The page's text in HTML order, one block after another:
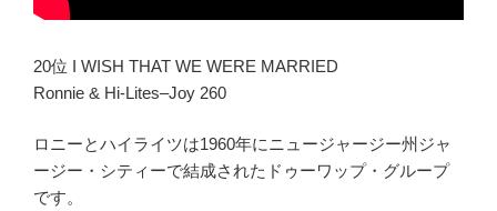
20位 I WISH THAT WE WERE MARRIED
Ronnie & Hi-Lites–Joy 260
ロニーとハイライツは1960年にニュージャージー州ジャ
ージー・シティーで結成されたドゥーワップ・グループ
です。